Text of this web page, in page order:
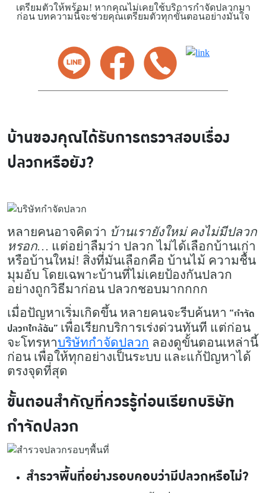
เตรียมตัวให้พร้อม! หากคุณไม่เคยใช้บริการกำจัดปลวกมา
ก่อน บทความนี้จะช่วยคุณเตรียมตัวทุกขั้นตอนอย่างมั่นใจ
บ้านของคุณได้รับการตรวจสอบเรื่อง
ปลวกหรือยัง?
หลายคนอาจคิดว่า บ้านเรายังใหม่ คงไม่มีปลวก
หรอก… แต่อย่าลืมว่า ปลวก ไม่ได้เลือกบ้านเก่า
หรือบ้านใหม่! สิ่งที่มันเลือกคือ บ้านไม้ ความชื้น
มุมอับ โดยเฉพาะบ้านที่ไม่เคยป้องกันปลวก
อย่างถูกวิธีมาก่อน ปลวกชอบมากกกก
เมื่อปัญหาเริ่มเกิดขึ้น หลายคนจะรีบค้นหา “กำจัด
ปลวกใกล้ฉัน” เพื่อเรียกบริการเร่งด่วนทันที แต่ก่อน
จะโทรหาบริษัทกำจัดปลวก ลองดูขั้นตอนเหล่านี้
ก่อน เพื่อให้ทุกอย่างเป็นระบบ และแก้ปัญหาได้
ตรงจุดที่สุด
ขั้นตอนสำคัญที่ควรรู้ก่อนเรียกบริษัท
กำจัดปลวก
สำรวจพื้นที่อย่างรอบคอบว่ามีปลวกหรือไม่?